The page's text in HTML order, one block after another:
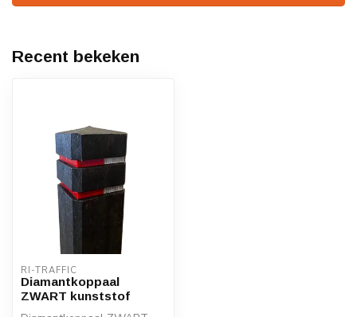
Recent bekeken
RI-TRAFFIC
Diamantkoppaal
ZWART kunststof